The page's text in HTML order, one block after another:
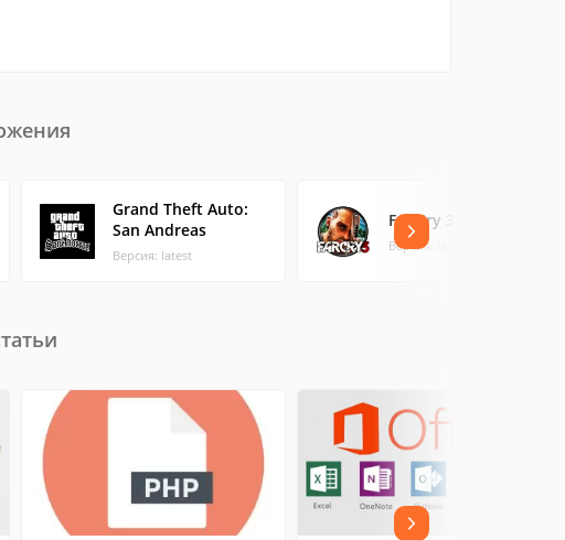
Grand Theft Auto:
San Andreas
Версия: latest
Far Cry 3
Версия: latest